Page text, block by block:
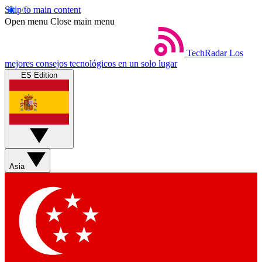
Skip to main content
Open menu Close main menu
TechRadar Los
mejores consejos tecnológicos en un solo lugar
ES Edition
Asia